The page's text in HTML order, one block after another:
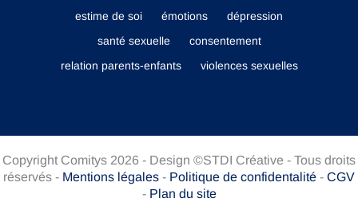
estime de soi
émotions
dépression
santé sexuelle
consentement
relation parents-enfants
violences sexuelles
Copyright Comitys 2026 - Design ©STDI Créative - Tous droits
réservés - Mentions légales - Politique de confidentalité - CGV
- Plan du site